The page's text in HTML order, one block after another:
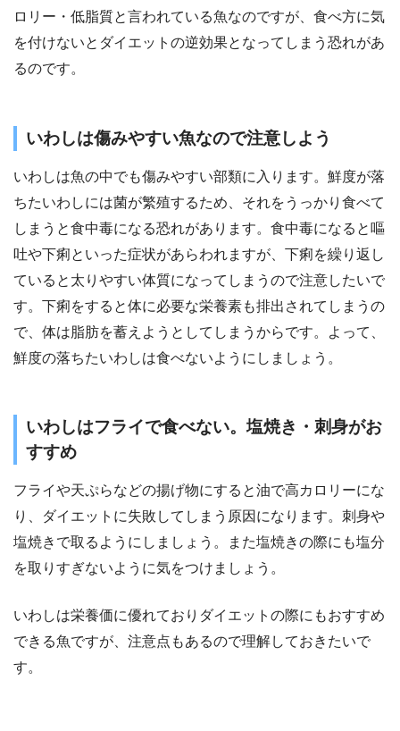
ロリー・低脂質と言われている魚なのですが、食べ方に気
を付けないとダイエットの逆効果となってしまう恐れがあ
るのです。
いわしは傷みやすい魚なので注意しよう
いわしは魚の中でも傷みやすい部類に入ります。鮮度が落
ちたいわしには菌が繁殖するため、それをうっかり食べて
しまうと食中毒になる恐れがあります。食中毒になると嘔
吐や下痢といった症状があらわれますが、下痢を繰り返し
ていると太りやすい体質になってしまうので注意したいで
す。下痢をすると体に必要な栄養素も排出されてしまうの
で、体は脂肪を蓄えようとしてしまうからです。よって、
鮮度の落ちたいわしは食べないようにしましょう。
いわしはフライで食べない。塩焼き・刺身がお
すすめ
フライや天ぷらなどの揚げ物にすると油で高カロリーにな
り、ダイエットに失敗してしまう原因になります。刺身や
塩焼きで取るようにしましょう。また塩焼きの際にも塩分
を取りすぎないように気をつけましょう。
いわしは栄養価に優れておりダイエットの際にもおすすめ
できる魚ですが、注意点もあるので理解しておきたいで
す。